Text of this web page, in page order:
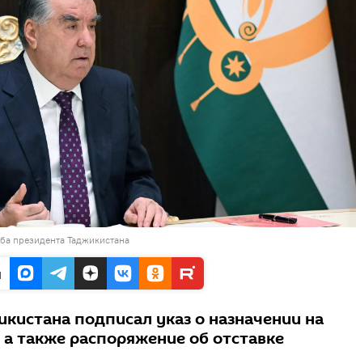
президента Таджикистана
подписал указ о назначении на
также распоряжение об отставке